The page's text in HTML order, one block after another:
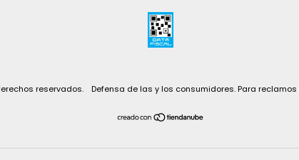
reservados. Defensa de las y los consumidores. Para reclamos